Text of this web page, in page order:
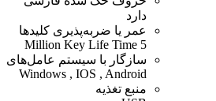
دارد
عمر یا ضربه‌پذیری کلیدها
5 Million Key Life Time
سازگار با سیستم عامل‌های
Windows , IOS , Android
منبع تغذیه